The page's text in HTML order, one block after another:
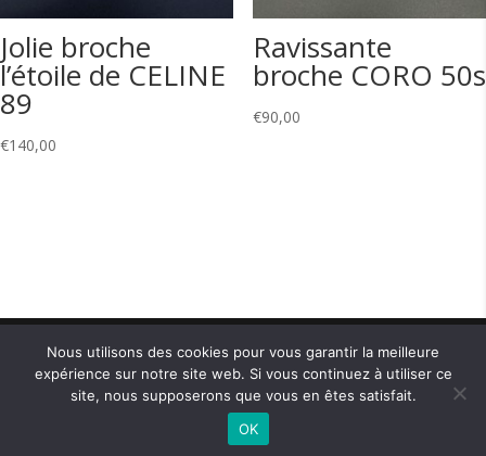
Jolie broche
l’étoile de CELINE
89
€140,00
Ravissante
broche CORO 50s
€90,00
Copyright © CM Jewels 2021 — Designed byApollo X
- Agence Marketing Digital—Politique de
Conditions générales de vente
Nous utilisons des cookies pour vous garantir la meilleure
expérience sur notre site web. Si vous continuez à utiliser ce
site, nous supposerons que vous en êtes satisfait.
OK